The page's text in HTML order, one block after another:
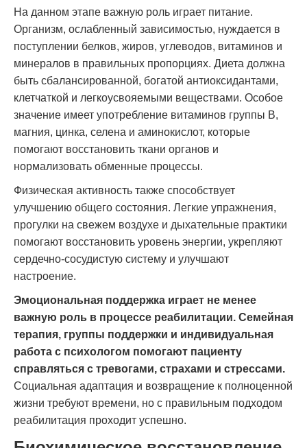
На данном этапе важную роль играет питание.
Организм, ослабленный зависимостью, нуждается в
поступлении белков, жиров, углеводов, витаминов и
минералов в правильных пропорциях. Диета должна
быть сбалансированной, богатой антиоксидантами,
клетчаткой и легкоусвояемыми веществами. Особое
значение имеет употребление витаминов группы B,
магния, цинка, селена и аминокислот, которые
помогают восстановить ткани органов и
нормализовать обменные процессы.
Физическая активность также способствует
улучшению общего состояния. Легкие упражнения,
прогулки на свежем воздухе и дыхательные практики
помогают восстановить уровень энергии, укрепляют
сердечно-сосудистую систему и улучшают
настроение.
Эмоциональная поддержка играет не менее
важную роль в процессе реабилитации. Семейная
терапия, группы поддержки и индивидуальная
работа с психологом помогают пациенту
справляться с тревогами, страхами и стрессами.
Социальная адаптация и возвращение к полноценной
жизни требуют времени, но с правильным подходом
реабилитация проходит успешно.